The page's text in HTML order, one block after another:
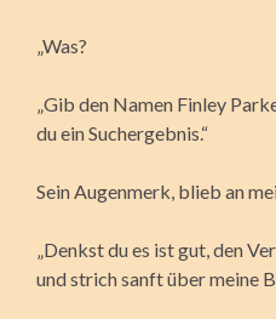
„Was?
„Gib den Namen Finley
du ein Suchergebnis.“
Sein Augenmerk, blieb an
„Denkst du es ist gut, den
und strich sanft über meine